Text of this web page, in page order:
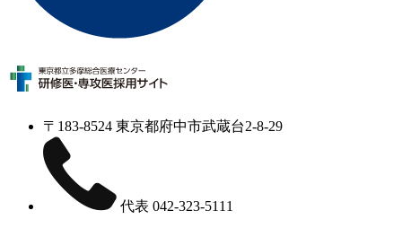
〒183-8524 東京都府中市武蔵台2-8-29
代表 042-323-5111